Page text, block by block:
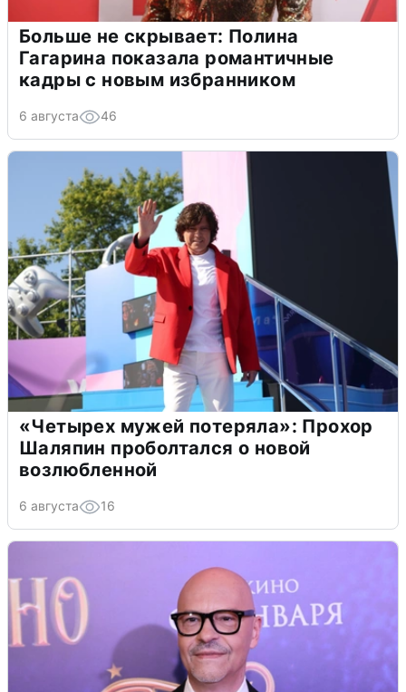
Больше не скрывает: Полина
Гагарина показала романтичные
кадры с новым избранником
6 августа 46
«Четырех мужей потеряла»: Прохор
Шаляпин проболтался о новой
возлюбленной
6 августа 16